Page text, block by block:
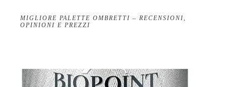
MIGLIORE PALETTE OMBRETTI – RECENSIONI,
OPINIONI E PREZZI